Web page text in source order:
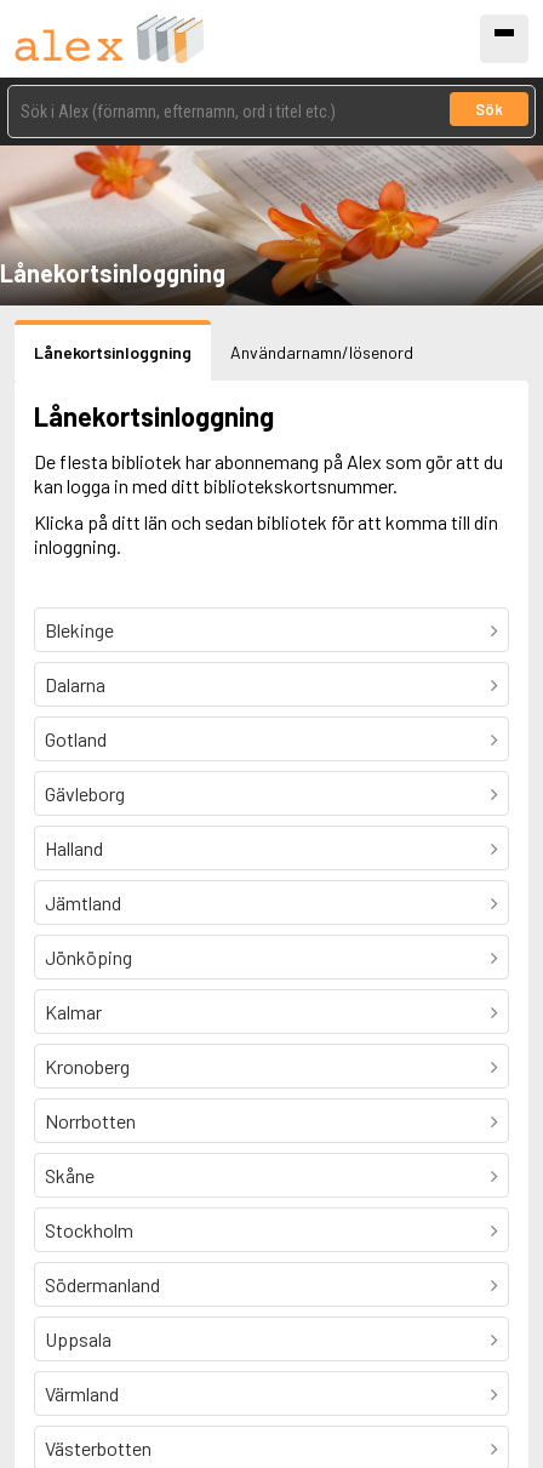
Sök
Lånekortsinloggning
Lånekortsinloggning Användarnamn/lösenord
Lånekortsinloggning
De flesta bibliotek har abonnemang på Alex som gör att du
kan logga in med ditt bibliotekskortsnummer.
Klicka på ditt län och sedan bibliotek för att komma till din
inloggning.
Blekinge
Dalarna
Gotland
Gävleborg
Halland
Jämtland
Jönköping
Kalmar
Kronoberg
Norrbotten
Skåne
Stockholm
Södermanland
Uppsala
Värmland
Västerbotten